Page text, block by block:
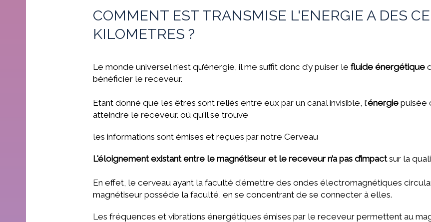
COMMENT EST TRANSMISE L'ENERGIE A DES
KILOMETRES ?
Le monde universel n’est qu’énergie, il me suffit donc d’y puiser le fluide énergétique
bénéficier le receveur.
Etant donné que les êtres sont reliés entre eux par un canal invisible, l’énergie puisée
atteindre le receveur. où qu'il se trouve
les informations sont émises et reçues par notre Cerveau
L'éloignement existant entre le magnétiseur et le receveur n’a pas d’impactsur la
En effet, le cerveau ayant la faculté d’émettre des ondes électromagnétiques
magnétiseur posséde la faculté, en se concentrant de se connecter à elles.
Les fréquences et vibrations énergétiques émises par le receveur permettent au